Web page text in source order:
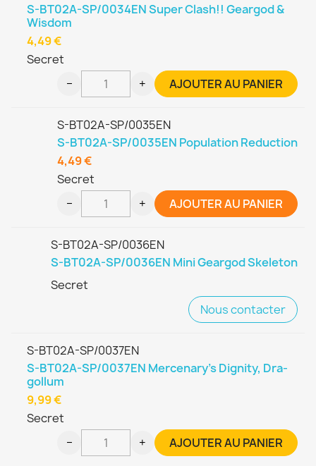
S-BT02A-SP/0034EN Super Clash!! Geargod &
Wisdom
Secret
4,49 €
− + AJOUTER AU PANIER
S-BT02A-SP/0035EN
S-BT02A-SP/0035EN Population Reduction
Secret
4,49 €
− + AJOUTER AU PANIER
S-BT02A-SP/0036EN
S-BT02A-SP/0036EN Mini Geargod Skeleton
Secret
Nous contacter
S-BT02A-SP/0037EN
S-BT02A-SP/0037EN Mercenary's Dignity, Dra-
gollum
Secret
9,99 €
− + AJOUTER AU PANIER